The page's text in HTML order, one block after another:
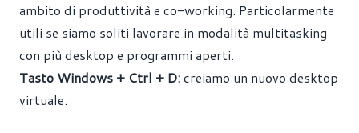
ambito di produttività e co-working. Particolarmente
utili se siamo soliti lavorare in modalità multitasking
con più desktop e programmi aperti.
Tasto Windows + Ctrl + D:creiamo un nuovo desktop
virtuale.